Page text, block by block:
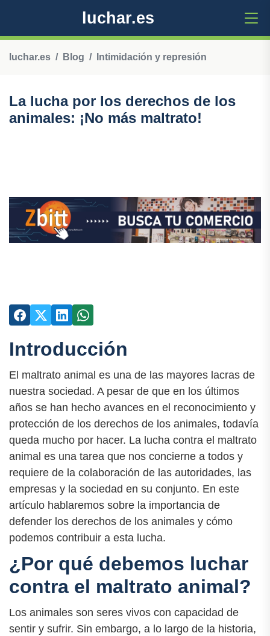
luchar.es
luchar.es Blog Intimidación y represión
La lucha por los derechos de los
animales: ¡No más maltrato!
Introducción
El maltrato animal es una de las mayores lacras de
nuestra sociedad. A pesar de que en los últimos
años se han hecho avances en el reconocimiento y
protección de los derechos de los animales, todavía
queda mucho por hacer. La lucha contra el maltrato
animal es una tarea que nos concierne a todos y
requiere de la colaboración de las autoridades, las
empresas y la sociedad en su conjunto. En este
artículo hablaremos sobre la importancia de
defender los derechos de los animales y cómo
podemos contribuir a esta lucha.
¿Por qué debemos luchar
contra el maltrato animal?
Los animales son seres vivos con capacidad de
sentir y sufrir. Sin embargo, a lo largo de la historia,